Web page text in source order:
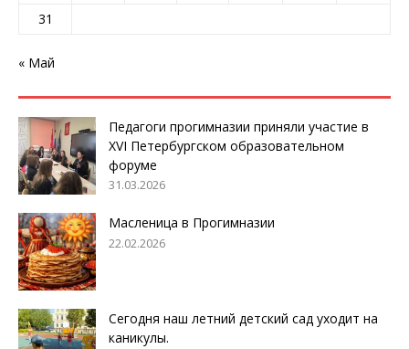
31
« Май
Педагоги прогимназии приняли участие в
XVI Петербургском образовательном
форуме
31.03.2026
Масленица в Прогимназии
22.02.2026
Сегодня наш летний детский сад уходит на
каникулы.